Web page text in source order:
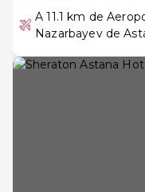
A 11.1 km de
Nazarbayev de